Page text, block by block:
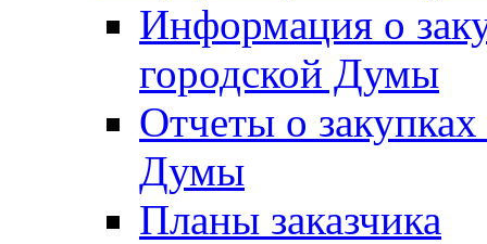
Информация о
городской Думы
Отчеты о
Думы
Планы заказчика